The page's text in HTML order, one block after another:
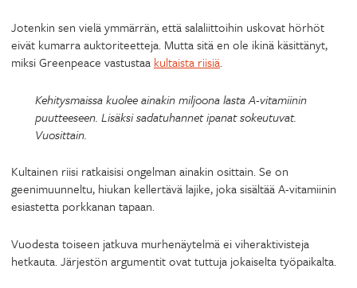
Jotenkin sen vielä ymmärrän, että salaliittoihin uskovat hörhöt
eivät kumarra auktoriteetteja. Mutta sitä en ole ikinä käsittänyt,
miksi Greenpeace vastustaa kultaista riisiä.
Kehitysmaissa kuolee ainakin miljoona lasta A-vitamiinin
puutteeseen. Lisäksi sadatuhannet ipanat sokeutuvat.
Vuosittain.
Kultainen riisi ratkaisisi ongelman ainakin osittain. Se on
geenimuunneltu, hiukan kellertävä lajike, joka sisältää A-vitamiinin
esiastetta porkkanan tapaan.
Vuodesta toiseen jatkuva murhenäytelmä ei viheraktivisteja
hetkauta. Järjestön argumentit ovat tuttuja jokaiselta työpaikalta.